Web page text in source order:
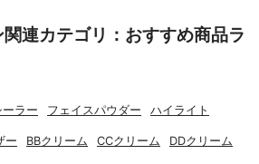
連カテゴリ：おすすめ商品ラ
ーラー フェイスパウダー ハイライト
ー BBクリーム CCクリーム DDクリーム